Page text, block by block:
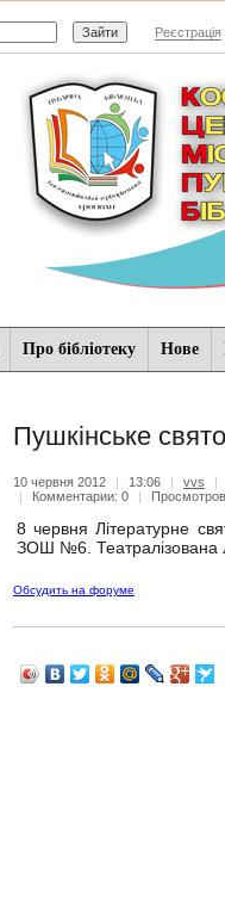
Реєстрація
Про бібліотеку Нове
Пушкінське свято
10 червня 2012 | 13:06 | vvs
|
|
Комментарии: 0 |
8 червня Літературне
ЗОШ №6. Театралізована
Обсудить на форуме